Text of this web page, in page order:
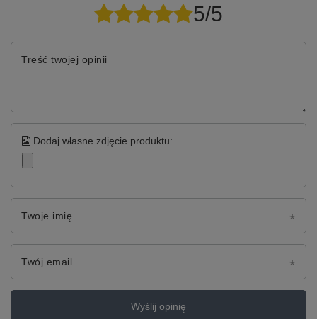
5/5
Treść twojej opinii
Dodaj własne zdjęcie produktu:
Twoje imię
Twój email
Wyślij opinię